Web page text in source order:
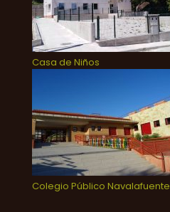
Casa de Niños
Colegio Público Navalafuente